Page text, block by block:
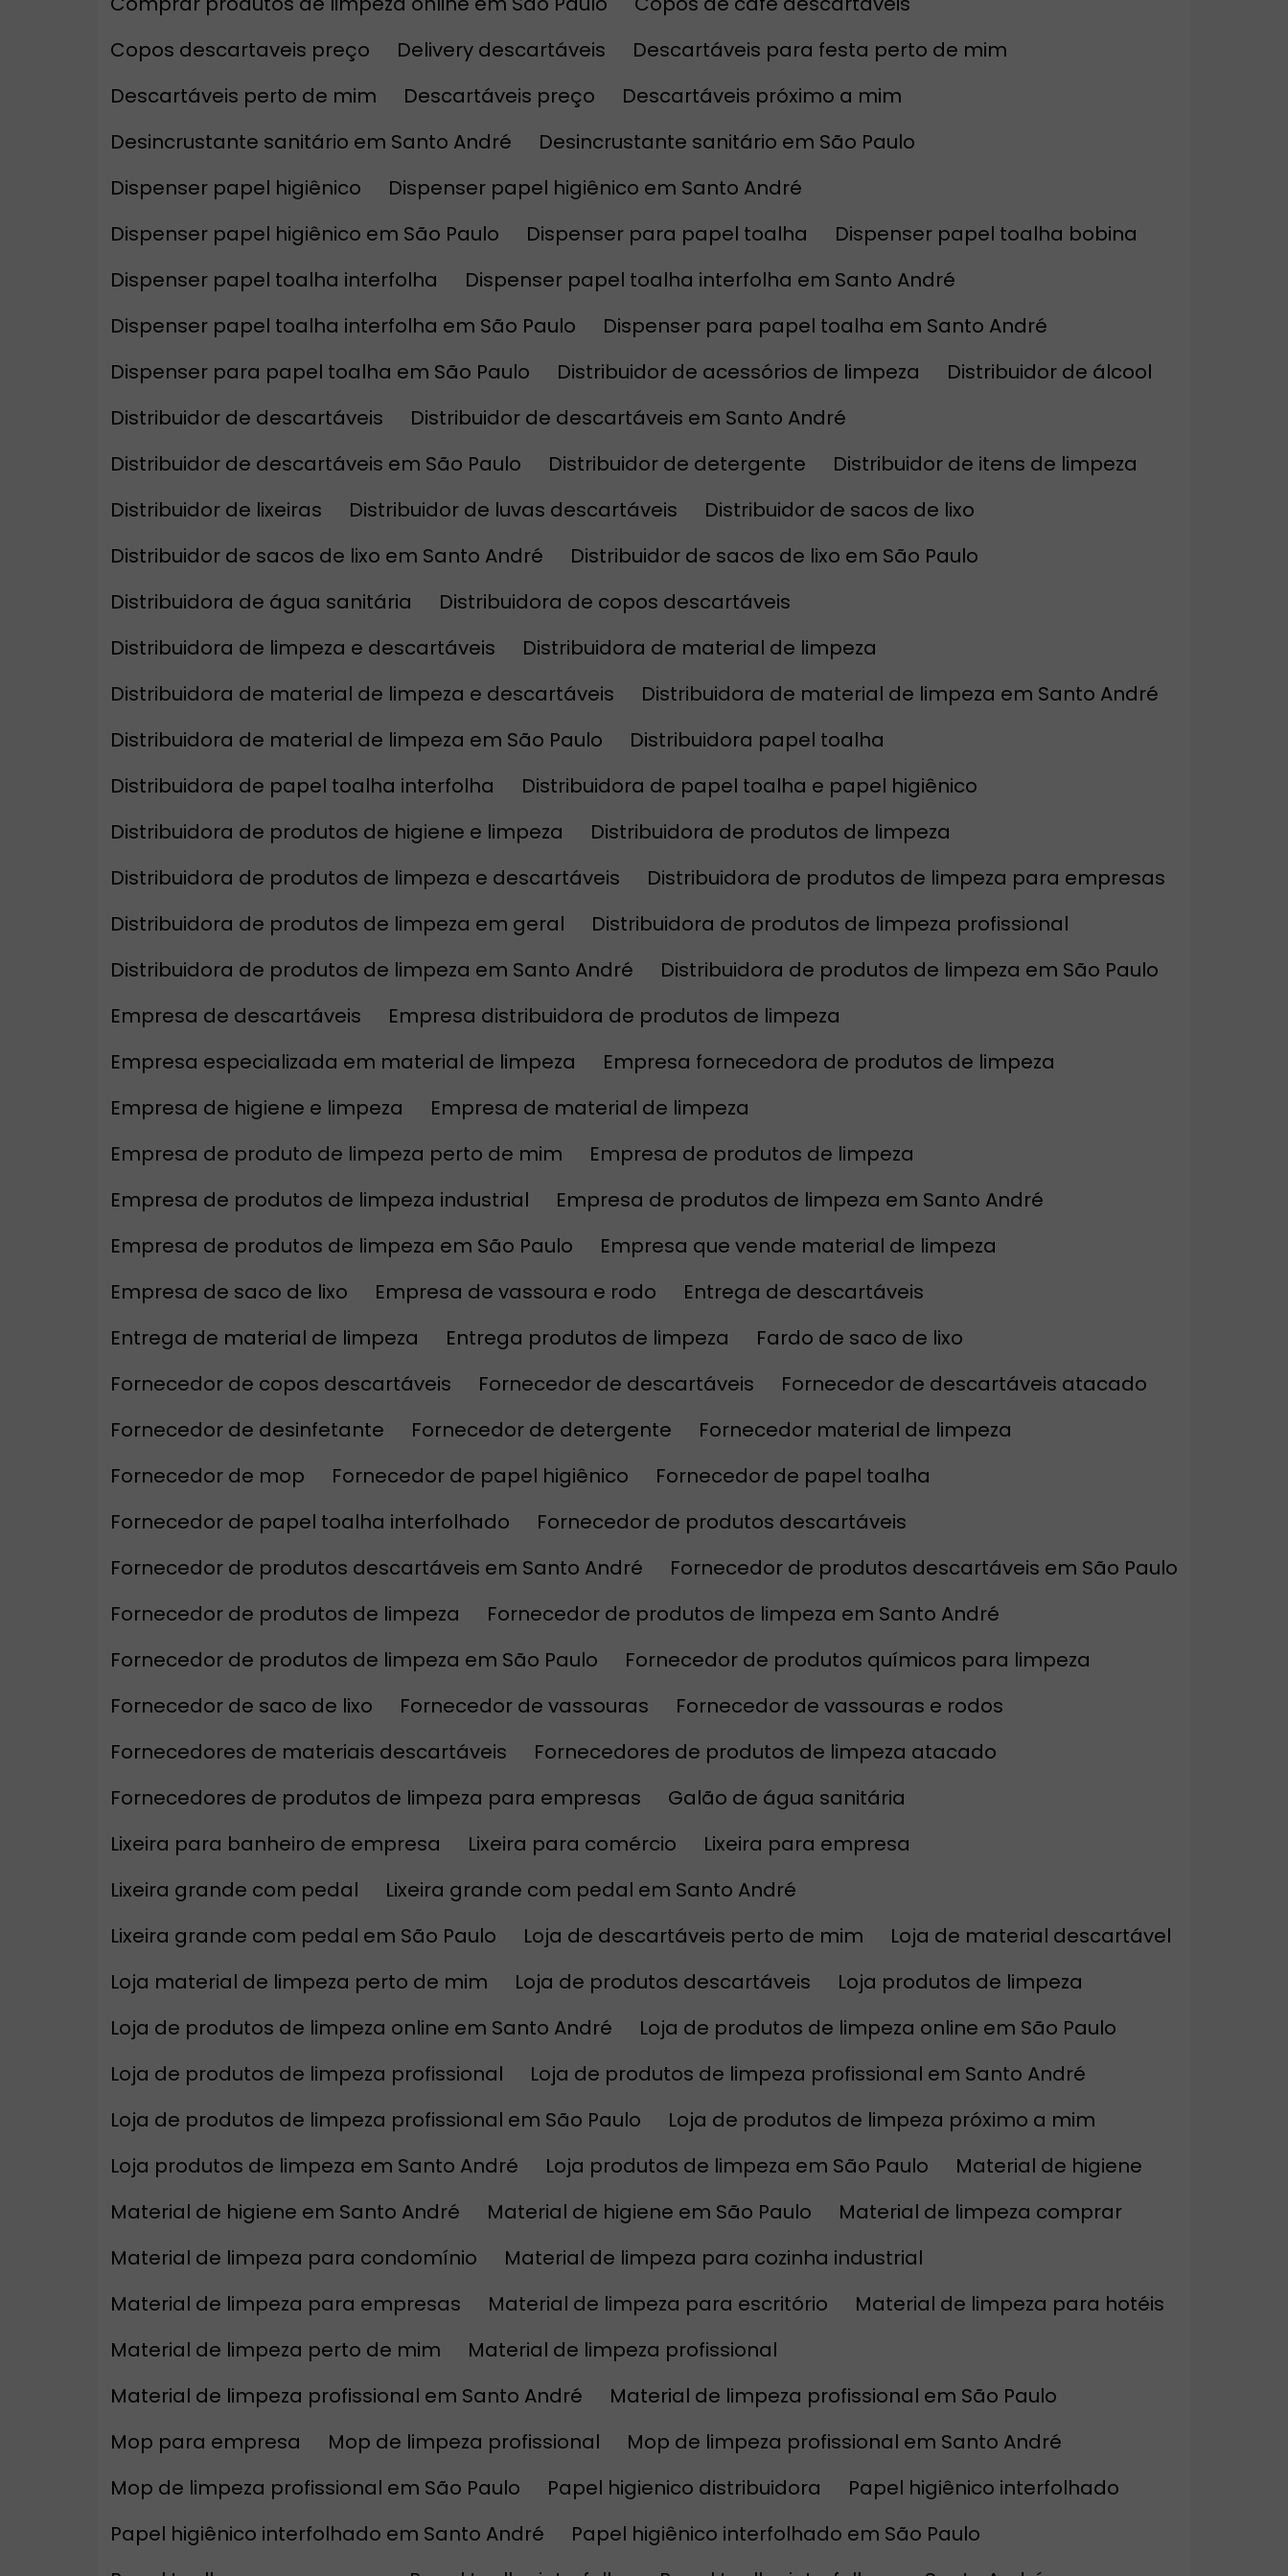
Copos descartaveis preço
Delivery descartáveis
Descartáveis para festa perto de mim
Descartáveis perto de mim
Descartáveis preço
Descartáveis próximo a mim
Desincrustante sanitário em Santo André
Desincrustante sanitário em São Paulo
Dispenser papel higiênico
Dispenser papel higiênico em Santo André
Dispenser papel higiênico em São Paulo
Dispenser para papel toalha
Dispenser papel toalha bobina
Dispenser papel toalha interfolha
Dispenser papel toalha interfolha em Santo André
Dispenser papel toalha interfolha em São Paulo
Dispenser para papel toalha em Santo André
Dispenser para papel toalha em São Paulo
Distribuidor de acessórios de limpeza
Distribuidor de álcool
Distribuidor de descartáveis
Distribuidor de descartáveis em Santo André
Distribuidor de descartáveis em São Paulo
Distribuidor de detergente
Distribuidor de itens de limpeza
Distribuidor de lixeiras
Distribuidor de luvas descartáveis
Distribuidor de sacos de lixo
Distribuidor de sacos de lixo em Santo André
Distribuidor de sacos de lixo em São Paulo
Distribuidora de água sanitária
Distribuidora de copos descartáveis
Distribuidora de limpeza e descartáveis
Distribuidora de material de limpeza
Distribuidora de material de limpeza e descartáveis
Distribuidora de material de limpeza em Santo André
Distribuidora de material de limpeza em São Paulo
Distribuidora papel toalha
Distribuidora de papel toalha interfolha
Distribuidora de papel toalha e papel higiênico
Distribuidora de produtos de higiene e limpeza
Distribuidora de produtos de limpeza
Distribuidora de produtos de limpeza e descartáveis
Distribuidora de produtos de limpeza para empresas
Distribuidora de produtos de limpeza em geral
Distribuidora de produtos de limpeza profissional
Distribuidora de produtos de limpeza em Santo André
Distribuidora de produtos de limpeza em São Paulo
Empresa de descartáveis
Empresa distribuidora de produtos de limpeza
Empresa especializada em material de limpeza
Empresa fornecedora de produtos de limpeza
Empresa de higiene e limpeza
Empresa de material de limpeza
Empresa de produto de limpeza perto de mim
Empresa de produtos de limpeza
Empresa de produtos de limpeza industrial
Empresa de produtos de limpeza em Santo André
Empresa de produtos de limpeza em São Paulo
Empresa que vende material de limpeza
Empresa de saco de lixo
Empresa de vassoura e rodo
Entrega de descartáveis
Entrega de material de limpeza
Entrega produtos de limpeza
Fardo de saco de lixo
Fornecedor de copos descartáveis
Fornecedor de descartáveis
Fornecedor de descartáveis atacado
Fornecedor de desinfetante
Fornecedor de detergente
Fornecedor material de limpeza
Fornecedor de mop
Fornecedor de papel higiênico
Fornecedor de papel toalha
Fornecedor de papel toalha interfolhado
Fornecedor de produtos descartáveis
Fornecedor de produtos descartáveis em Santo André
Fornecedor de produtos descartáveis em São Paulo
Fornecedor de produtos de limpeza
Fornecedor de produtos de limpeza em Santo André
Fornecedor de produtos de limpeza em São Paulo
Fornecedor de produtos químicos para limpeza
Fornecedor de saco de lixo
Fornecedor de vassouras
Fornecedor de vassouras e rodos
Fornecedores de materiais descartáveis
Fornecedores de produtos de limpeza atacado
Fornecedores de produtos de limpeza para empresas
Galão de água sanitária
Lixeira para banheiro de empresa
Lixeira para comércio
Lixeira para empresa
Lixeira grande com pedal
Lixeira grande com pedal em Santo André
Lixeira grande com pedal em São Paulo
Loja de descartáveis perto de mim
Loja de material descartável
Loja material de limpeza perto de mim
Loja de produtos descartáveis
Loja produtos de limpeza
Loja de produtos de limpeza online em Santo André
Loja de produtos de limpeza online em São Paulo
Loja de produtos de limpeza profissional
Loja de produtos de limpeza profissional em Santo André
Loja de produtos de limpeza profissional em São Paulo
Loja de produtos de limpeza próximo a mim
Loja produtos de limpeza em Santo André
Loja produtos de limpeza em São Paulo
Material de higiene
Material de higiene em Santo André
Material de higiene em São Paulo
Material de limpeza comprar
Material de limpeza para condomínio
Material de limpeza para cozinha industrial
Material de limpeza para empresas
Material de limpeza para escritório
Material de limpeza para hotéis
Material de limpeza perto de mim
Material de limpeza profissional
Material de limpeza profissional em Santo André
Material de limpeza profissional em São Paulo
Mop para empresa
Mop de limpeza profissional
Mop de limpeza profissional em Santo André
Mop de limpeza profissional em São Paulo
Papel higienico distribuidora
Papel higiênico interfolhado
Papel higiênico interfolhado em Santo André
Papel higiênico interfolhado em São Paulo